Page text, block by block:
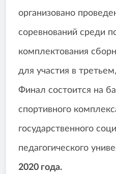
организовано
соревнований среди
комплектования
для участия в
Финал состоится на
спортивного
государственного
педагогического
2020 года.